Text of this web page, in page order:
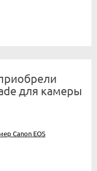
для камеры
Canon EOS